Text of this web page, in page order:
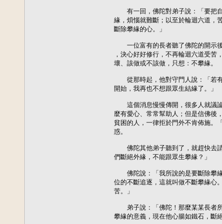
有一回，佛陀對弟子說：「要把
緣，煩惱就難斷；以至於輪迴六道，
斷除攀緣的心。」
一位富有的長者聽了佛陀的開示
，決心好好修行，不再輪迴六道受苦
壞、該做或不該做，只想：不攀緣。
從那時起，他對守門人說：「若
開始，我再也不想跟眾生結緣了。」
這個消息慢慢傳開，很多人就議
麼有愛心、常常幫助人；但是信佛後
貧困的人，一律拒於門外不肯佈施。
惑。
佛陀其他弟子聽到了，就趕快去
們斷絕外緣，不能跟眾生攀緣？」
佛陀說：「我所說的是要斷除攀
位的不斷追逐，這就叫做不斷攀緣心
苦。」
弟子說：「佛陀！那麼某某長者
攀緣的意義，現在他心腸如鐵石，斷